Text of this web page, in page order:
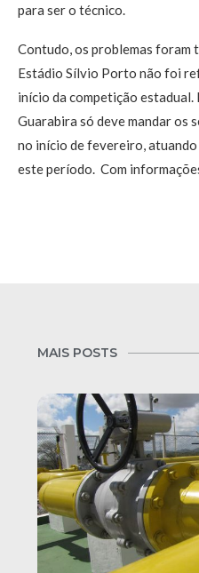
para ser o técnico.
Contudo, os problemas foram
Estádio Sílvio Porto não foi
início da competição
Guarabira só deve mandar os
no início de fevereiro,
este período. Com
MAIS POSTS